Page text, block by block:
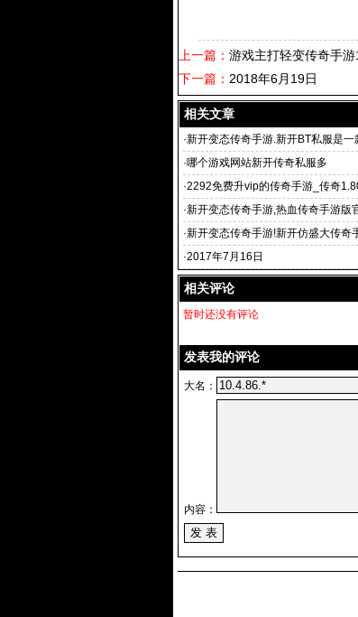
上一篇： 游戏主打轻变传奇手游
下一篇： 2018年6月19日
相关文章
·新开变态传奇手游.新开BT私服是
的RPG手
·哪个游戏网站新开传奇私服多
·2292免费升vip的传奇手游_传奇
赦传奇手游
·新开变态传奇手游,热血传奇手游版
态热血传
·新开变态传奇手游!新开仿盛大传奇
大传奇手游下载
·2017年7月16日
相关评论
暂时还没有评论
发表我的评论
大名：
内容：